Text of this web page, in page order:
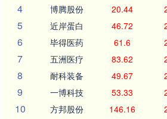
4 博腾股份 20.44
5 近岸蛋白 46.72
6 毕得医药 61.6
7 五洲医疗 83.62
8 耐科装备 49.67
9 一博科技 53.33
10 方邦股份 146.16